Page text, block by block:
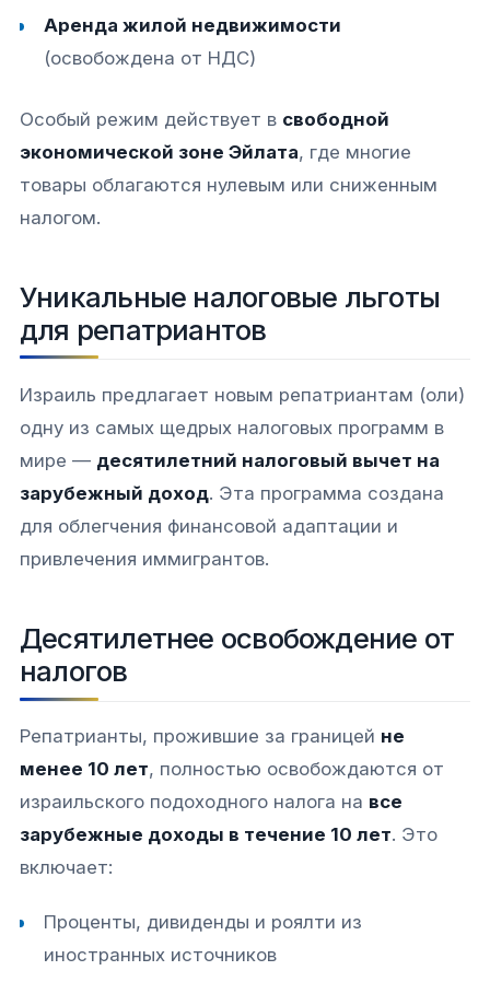
Аренда жилой недвижимости
(освобождена от НДС)​
Особый режим действует в свободной
экономической зоне Эйлата, где многие
товары облагаются нулевым или сниженным
налогом.​​
Уникальные налоговые льготы
для репатриантов
Израиль предлагает новым репатриантам (оли)
одну из самых щедрых налоговых программ в
мире — десятилетний налоговый вычет на
зарубежный доход. Эта программа создана
для облегчения финансовой адаптации и
привлечения иммигрантов.​​
Десятилетнее освобождение от
налогов
Репатрианты, прожившие за границей не
менее 10 лет, полностью освобождаются от
израильского подоходного налога на все
зарубежные доходы в течение 10 лет. Это
включает:​​
Проценты, дивиденды и роялти из
иностранных источников​